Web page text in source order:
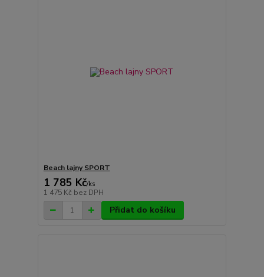
Beach lajny SPORT
1 785 Kč/ks
1 475 Kč bez DPH
Přidat do košíku